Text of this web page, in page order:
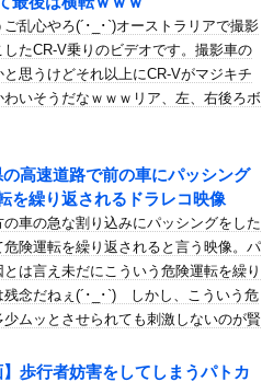
リバプールU15撃破...
おもしろいかった??...
まで酷すぎる理由がこち...
入れたいと言われた。俺...
に変更wwwww他
団が世界をメロメロに
します」
ィズニー信者、帰国後『...
殺到、どうすんのこれ
乱心やろ(´･_･`)オーストラリアで撮影
たCR-V乗りのビデオです。撮影車の
思うけどそれ以上にCR-Vがマジキチ
いそうだなｗｗｗリア、左、右後ろボ
高速道路で前の車にパッシング
を繰り返されるドラレコ映像
車の急な割り込みにパッシングをした
険運転を繰り返されると言う映像。パ
は言え未だにこういう危険運転を繰り
残念だねぇ(´･_･`) しかし、こういう危
ムッとさせられても刺激しないのが賢
】歩行者妨害をしてしまうパトカ